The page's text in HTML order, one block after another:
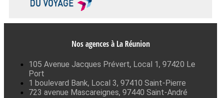
Nos agences à La Réunion
105 Avenue Jacques Prévert, Local 1, 97420 Le
Port
1 boulevard Bank, Local 3, 97410 Saint-Pierre
723 avenue Mascareignes, 97440 Saint-André